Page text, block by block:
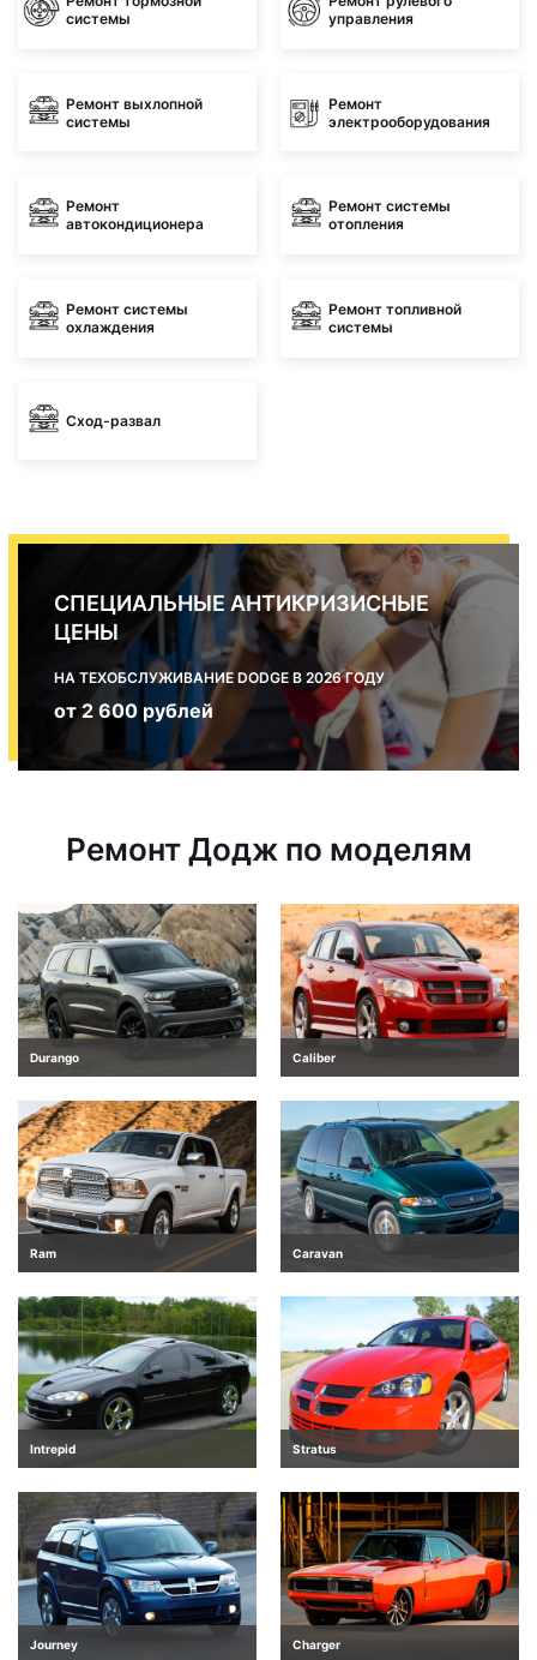
системы
управления
Ремонт выхлопной
системы
Ремонт
электрооборудования
Ремонт
автокондиционера
Ремонт системы
отопления
Ремонт системы
охлаждения
Ремонт топливной
системы
Сход-развал
СПЕЦИАЛЬНЫЕ АНТИКРИЗИСНЫЕ
ЦЕНЫ
НА ТЕХОБСЛУЖИВАНИЕ DODGE В 2026 ГОДУ
от 2 600 рублей
Ремонт Додж по моделям
Durango Caliber
Ram Caravan
Intrepid Stratus
Journey Charger